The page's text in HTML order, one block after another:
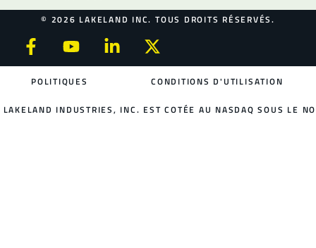
© 2026 LAKELAND INC. TOUS DROITS RÉSERVÉS.
POLITIQUES CONDITIONS D'UTILISATION
LAKELAND INDUSTRIES, INC. EST COTÉE AU NASDAQ SOUS LE